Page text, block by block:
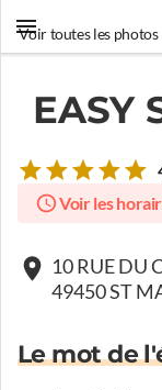
Voir toutes les photos
EASY
Voir les
10 RUE DU
49450 ST
Le mot de